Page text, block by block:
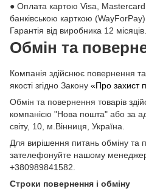
● Оплата картою Visa,
банківською карткою (WayForPay)
Гарантія від виробника 12 місяців.
Обмін та
Компанія здійснює повернення
якості згідно Закону «Про захист
Обмін та повернення товарів
компанією "Нова пошта" або за
світу, 10, м.Вінниця, Україна.
Для вирішення питань обміну та
зателефонуйте нашому
+380989841582.
Строки повернення і обміну